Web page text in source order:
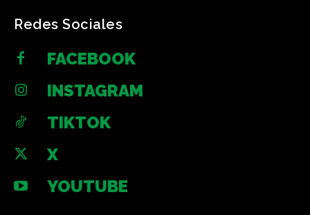
Redes Sociales
FACEBOOK
INSTAGRAM
TIKTOK
X
YOUTUBE